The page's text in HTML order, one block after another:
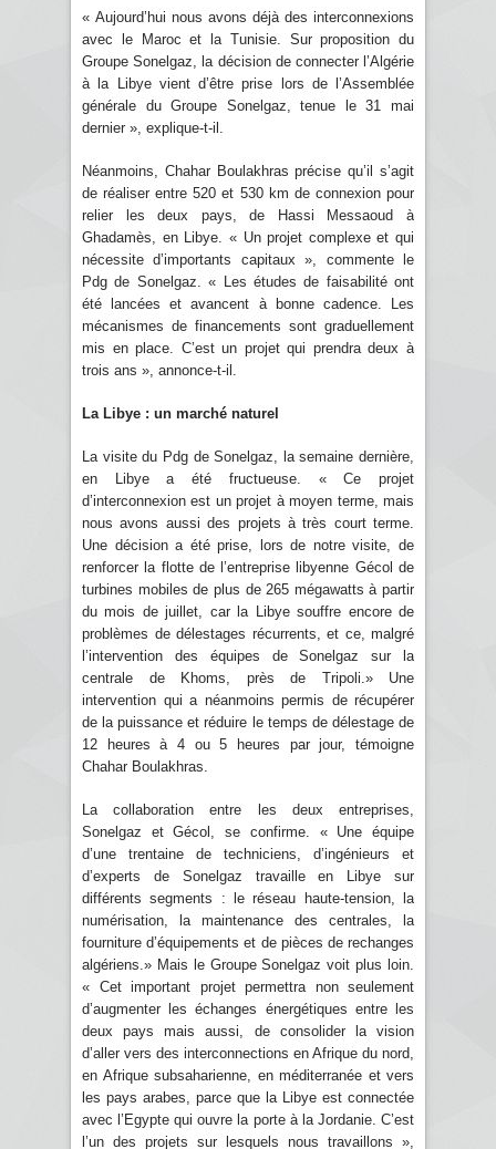
« Aujourd’hui nous avons déjà des interconnexions
avec le Maroc et la Tunisie. Sur proposition du
Groupe Sonelgaz, la décision de connecter l’Algérie
à la Libye vient d’être prise lors de l’Assemblée
générale du Groupe Sonelgaz, tenue le 31 mai
dernier », explique-t-il.
Néanmoins, Chahar Boulakhras précise qu’il s’agit
de réaliser entre 520 et 530 km de connexion pour
relier les deux pays, de Hassi Messaoud à
Ghadamès, en Libye. « Un projet complexe et qui
nécessite d’importants capitaux », commente le
Pdg de Sonelgaz. « Les études de faisabilité ont
été lancées et avancent à bonne cadence. Les
mécanismes de financements sont graduellement
mis en place. C’est un projet qui prendra deux à
trois ans », annonce-t-il.
La Libye : un marché naturel
La visite du Pdg de Sonelgaz, la semaine dernière,
en Libye a été fructueuse. « Ce projet
d’interconnexion est un projet à moyen terme, mais
nous avons aussi des projets à très court terme.
Une décision a été prise, lors de notre visite, de
renforcer la flotte de l’entreprise libyenne Gécol de
turbines mobiles de plus de 265 mégawatts à partir
du mois de juillet, car la Libye souffre encore de
problèmes de délestages récurrents, et ce, malgré
l’intervention des équipes de Sonelgaz sur la
centrale de Khoms, près de Tripoli.» Une
intervention qui a néanmoins permis de récupérer
de la puissance et réduire le temps de délestage de
12 heures à 4 ou 5 heures par jour, témoigne
Chahar Boulakhras.
La collaboration entre les deux entreprises,
Sonelgaz et Gécol, se confirme. « Une équipe
d’une trentaine de techniciens, d’ingénieurs et
d’experts de Sonelgaz travaille en Libye sur
différents segments : le réseau haute-tension, la
numérisation, la maintenance des centrales, la
fourniture d’équipements et de pièces de rechanges
algériens.» Mais le Groupe Sonelgaz voit plus loin.
« Cet important projet permettra non seulement
d’augmenter les échanges énergétiques entre les
deux pays mais aussi, de consolider la vision
d’aller vers des interconnections en Afrique du nord,
en Afrique subsaharienne, en méditerranée et vers
les pays arabes, parce que la Libye est connectée
avec l’Egypte qui ouvre la porte à la Jordanie. C’est
l’un des projets sur lesquels nous travaillons »,